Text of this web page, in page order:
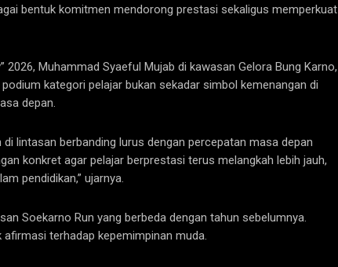
bentuk komitmen mendorong prestasi sekaligus memperkuat
2026, Muhammad Syaeful Mujab di kawasan Gelora Bung Karno,
kategori pelajar bukan sekadar simbol kemenangan di
depan.
lintasan berbanding lurus dengan percepatan masa depan
konkret agar pelajar berprestasi terus melangkah lebih jauh,
pendidikan,” ujarnya.
Soekarno Run yang berbeda dengan tahun sebelumnya.
terhadap kepemimpinan muda.